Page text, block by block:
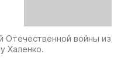
Отечественной войны из
Халенко.